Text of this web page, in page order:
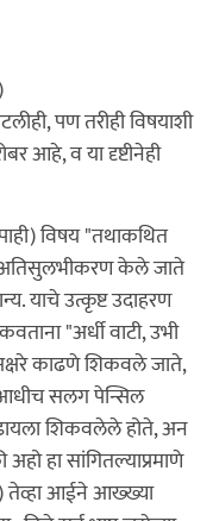
पण तरीही विषयाशी
आहे, व या दृष्टीनेही
विषय "तथाकथित
अतिसुलभीकरण केले जाते
याचे उत्कृष्ट उदाहरण
"अर्धी वाटी, उभी
काढणे शिकवले जाते,
सलग पेन्सिल
शिकवलेले होते, अन
हा सांगितल्याप्रमाणे
तेव्हा आईने आख्ख्या